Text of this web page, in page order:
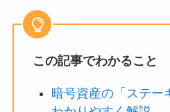
この記事でわかること
暗号資産の「ステー